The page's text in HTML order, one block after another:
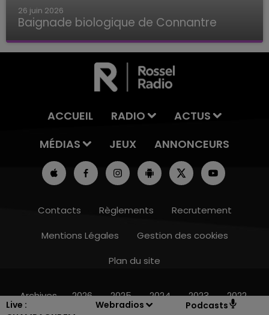
Live :
Webradios Podcasts
10h00 - 14h00
26 juin 2026
Baignade biologique de Connantre
Baignade biologique de Connantre
ACCUEIL RADIO
ACTUS
MÉDIAS
JEUX ANNONCEURS
Contacts Règlements
Recrutement
Mentions Légales
Gestion des cookies
Plan du site
Archives 2026 2025 2024 2023 2022